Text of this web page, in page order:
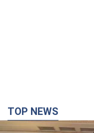
"Защита нашей